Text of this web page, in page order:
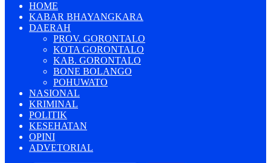
HOME
KABAR BHAYANGKARA
DAERAH
PROV. GORONTALO
KOTA GORONTALO
KAB. GORONTALO
BONE BOLANGO
POHUWATO
NASIONAL
KRIMINAL
POLITIK
KESEHATAN
OPINI
ADVETORIAL